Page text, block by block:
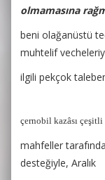
olmamasına
beni olağanüstü
muhtelif
ilgili pekçok
çernobil kazâsı
mahfeller
desteğiyle, Aralık